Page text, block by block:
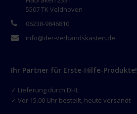
5507 TK Veldhoven
06238-9846810
info@der-verbandskasten.de
Ihr Partner für Erste-Hilfe-Produkte!
✓ Lieferung durch DHL
✓ Vor 15.00 Uhr bestellt, heute versandt